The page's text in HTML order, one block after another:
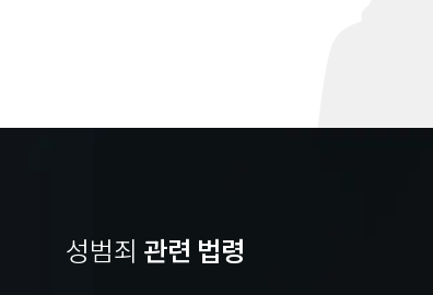
성범죄 관련 법령